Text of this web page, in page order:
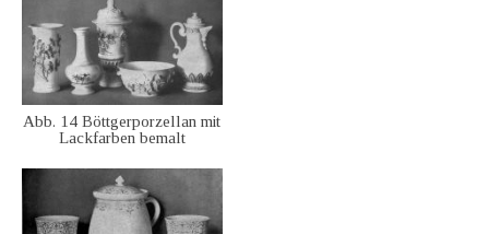
Abb. 14 Böttgerporzellan mit
Lackfarben bemalt